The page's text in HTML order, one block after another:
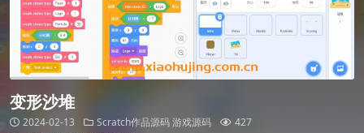
变形沙堆
2024-02-13 Scratch作品源码游戏源码 427